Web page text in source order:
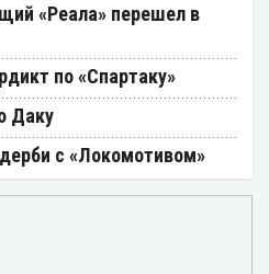
«Реала» перешел в
по «Спартаку»
Даку
с «Локомотивом»